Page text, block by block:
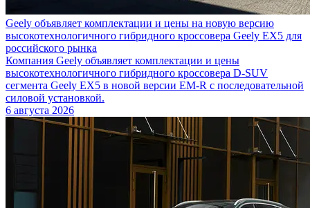
Geely объявляет комплектации и цены на новую версию
высокотехнологичного гибридного кроссовера Geely EX5 для
российского рынка
Компания Geely объявляет комплектации и цены
высокотехнологичного гибридного кроссовера D-SUV
сегмента Geely EX5 в новой версии EM-R с последовательной
силовой установкой.
6 августа 2026